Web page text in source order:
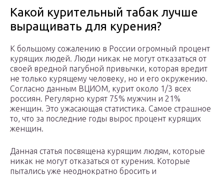
Какой курительный табак лучше
выращивать для курения?
К большому сожалению в России огромный процент
курящих людей. Люди никак не могут отказаться от
своей вредной пагубной привычки, которая вредит
не только курящему человеку, но и его окружению.
Согласно данным ВЦИОМ, курит около 1/3 всех
россиян. Регулярно курят 75% мужчин и 21%
женщин. Это ужасающая статистика. Самое страшное
то, что за последние годы вырос процент курящих
женщин.
Данная статья посвящена курящим людям, которые
никак не могут отказаться от курения. Которые
пытались уже неоднократно бросить и